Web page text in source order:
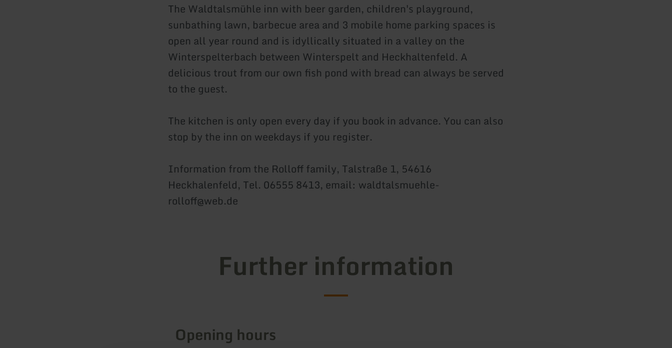
The Waldtalsmühle inn with beer garden, children's playground,
sunbathing lawn, barbecue area and 3 mobile home parking spaces is
open all year round and is idyllically situated in a valley on the
Winterspelterbach between Winterspelt and Heckhaltenfeld. A
delicious trout from our own fish pond with bread can always be served
to the guest.
The kitchen is only open every day if you book in advance. You can also
stop by the inn on weekdays if you register.
Information from the Rolloff family, Talstraße 1, 54616
Heckhalenfeld, Tel. 06555 8413, email: waldtalsmuehle-
rolloff@web.de
Further information
Opening hours